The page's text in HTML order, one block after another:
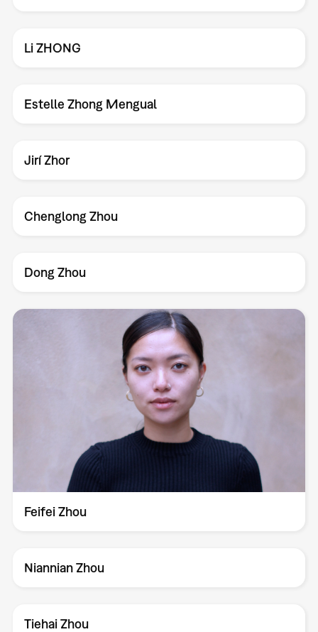
Li ZHONG
Estelle Zhong Mengual
Jirí Zhor
Chenglong Zhou
Dong Zhou
Feifei Zhou
Niannian Zhou
Tiehai Zhou